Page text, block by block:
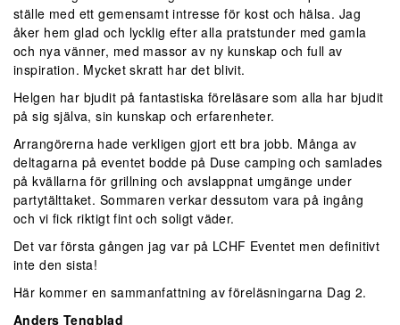
ställe med ett gemensamt intresse för kost och hälsa. Jag
åker hem glad och lycklig efter alla pratstunder med gamla
och nya vänner, med massor av ny kunskap och full av
inspiration. Mycket skratt har det blivit.
Helgen har bjudit på fantastiska föreläsare som alla har bjudit
på sig själva, sin kunskap och erfarenheter.
Arrangörerna hade verkligen gjort ett bra jobb. Många av
deltagarna på eventet bodde på Duse camping och samlades
på kvällarna för grillning och avslappnat umgänge under
partytälttaket. Sommaren verkar dessutom vara på ingång
och vi fick riktigt fint och soligt väder.
Det var första gången jag var på LCHF Eventet men definitivt
inte den sista!
Här kommer en sammanfattning av föreläsningarna Dag 2.
Anders Tengblad